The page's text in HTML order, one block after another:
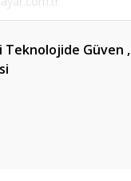
Teknolojide Güven